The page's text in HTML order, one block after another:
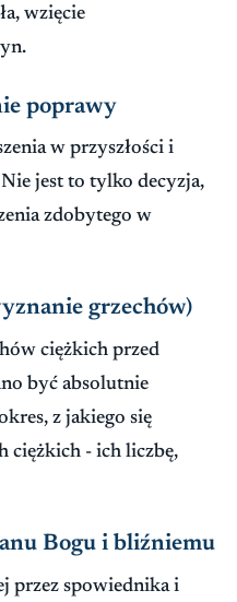
wzięcie
poprawy
w przyszłości i
jest to tylko decyzja,
zdobytego w
grzechów)
ciężkich przed
być absolutnie
z jakiego się
ciężkich - ich liczbę,
Bogu i bliźniemu
przez spowiednika i